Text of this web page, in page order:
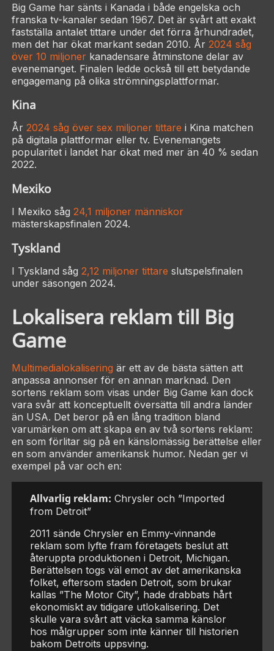
Big Game har sänts i Kanada i både engelska och
franska tv-kanaler sedan 1967. Det är svårt att exakt
fastställa antalet tittare under det förra århundradet,
men det har ökat markant sedan 2010. År 2024 såg
över 10 miljonerkanadensare åtminstone delar av
evenemanget. Finalen ledde också till ett betydande
engagemang på olika strömningsplattformar.
Kina
År 2024 såg över sex miljoner tittare i Kina matchen
på digitala plattformar eller tv. Evenemangets
popularitet i landet har ökat med mer än 40 % sedan
2022.
Mexiko
I Mexiko såg 24,1 miljoner människor
mästerskapsfinalen 2024.
Tyskland
I Tyskland såg 2,12 miljoner tittare slutspelsfinalen
under säsongen 2024.
Lokalisera reklam till Big
Game
Multimedialokalisering är ett av de bästa sätten att
anpassa annonser för en annan marknad. Den
sortens reklam som visas under Big Game kan dock
vara svår att konceptuellt översätta till andra länder
än USA. Det beror på en lång tradition bland
varumärken om att skapa en av två sortens reklam:
en som förlitar sig på en känslomässig berättelse eller
en som använder amerikansk humor. Nedan ger vi
exempel på var och en:
Allvarlig reklam: Chrysler och ”Imported
from Detroit”
2011 sände Chrysler en Emmy-vinnande
reklam som lyfte fram företagets beslut att
återuppta produktionen i Detroit, Michigan.
Berättelsen togs väl emot av det amerikanska
folket, eftersom staden Detroit, som brukar
kallas ”The Motor City”, hade drabbats hårt
ekonomiskt av tidigare utlokalisering. Det
skulle vara svårt att väcka samma känslor
hos målgrupper som inte känner till historien
bakom Detroits uppsving.